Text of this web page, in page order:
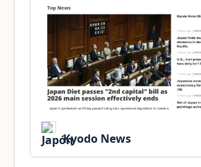
Kyodo News